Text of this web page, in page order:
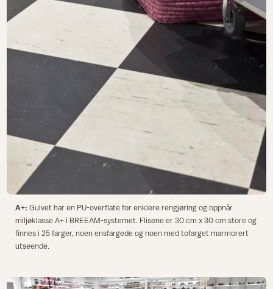
A+: Gulvet har en PU-overflate for enklere rengjøring og oppnår
miljøklasse A+ i BREEAM-systemet. Flisene er 30 cm x 30 cm store og
finnes i 25 farger, noen ensfargede og noen med tofarget marmorert
utseende.